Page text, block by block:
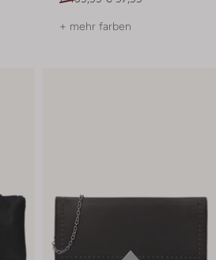
+ mehr farben